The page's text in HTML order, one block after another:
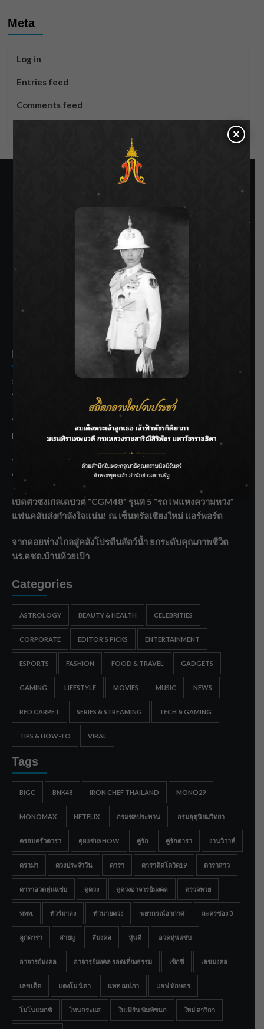
Meta
Log in
Entries feed
Comments feed
SIAMRATH VARIETY
THE BEST ENTERTAINMENT
Recent Posts
ลุยไม่หยุด!! กรมชลฯ เร่งเคลียร์ผักตบชวา-ติดตั้งเครื่องสูบน้ำ
ทั่วไทย
“BILLKIN” สร้างความภาคภูมิใจ คว้ารางวัลใหญ่ Weibo
Malaysia พร้อมโชว์สุดประทับใจ
“สุริยะ” สั่งกรมชลฯ เฝ้าระวังน้ำ 24 ชม. รับมือฝนสิงหาคม
บริหารเชิงรุกลดเสี่ยงน้ำท่วม
เปิดตัวซิงเกิลเดบิวต์ “CGM48” รุ่นที่ 5 “รถไฟแห่งความหวัง”
แฟนคลับส่งกำลังใจแน่น! ณ เซ็นทรัลเชียงใหม่ แอร์พอร์ต
จากดอยห่างไกลสู่คลังโปรตีนสัตว์น้ำ ยกระดับคุณภาพชีวิต
นร.ตชด.บ้านห้วยเป้า
Categories
ASTROLOGY BEAUTY & HEALTH CELEBRITIES
CORPORATE EDITOR'S PICKS ENTERTAINMENT
ESPORTS FASHION FOOD & TRAVEL GADGETS
GAMING LIFESTYLE MOVIES MUSIC NEWS
RED CARPET SERIES & STREAMING TECH & GAMING
TIPS & HOW-TO VIRAL
Tags
BIGC BNK48 IRON CHEF THAILAND MONO29
MONOMAX NETFLIX กรมชลประทาน กรมอุตุนิยมวิทยา
ครอบครัวดารา คุยแซ่บSHOW คู่รัก คู่รักดารา งานวิวาห์
ดราม่า ดวงประจำวัน ดารา ดาราติดโควิด19 ดาราสาว
ดาราอวดหุ่นแซ่บ ดูดวง ดูดวงอาจารย์มงคล ตรวจหวย
ททท. ทัวร์มาลง ทำนายดวง พยากรณ์อากาศ ละครช่อง 3
ลูกดารา สายมู สีมงคล หุ่นดี อวดหุ่นแซ่บ
อาจารย์มงคล อาจารย์มงคล รอดเที่ยงธรรม เซ็กซี่ เลขมงคล
เลขเด็ด แตงโม นิดา แพท ณปภา แอฟ ทักษอร
โมโนแมกซ์ โหนกระแส ใบเฟิร์น พิมพ์ชนก ใหม่ ดาวิกา
×